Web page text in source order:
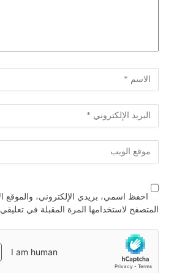
احفظ اسمي، بريدي الإلكتروني، والموقع
المتصفح لاستخدامها المرة المقبلة في